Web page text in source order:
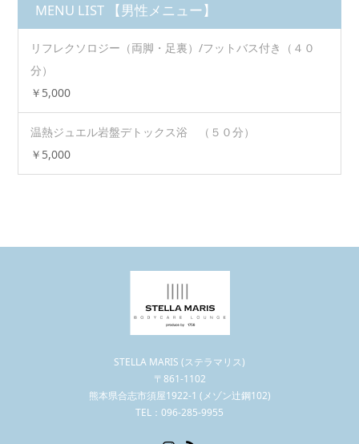
MENU LIST 【男性メニュー】
リフレクソロジー（両脚・足裏）/フットバス付き（４０
分）
￥5,000
温熱ジュエル岩盤デトックス浴 （５０分）
￥5,000
STELLA MARIS (ステラマリス)
〒861-1102
熊本県合志市須屋1922-1 (メゾン辻鋼102)
TEL：096-285-9955